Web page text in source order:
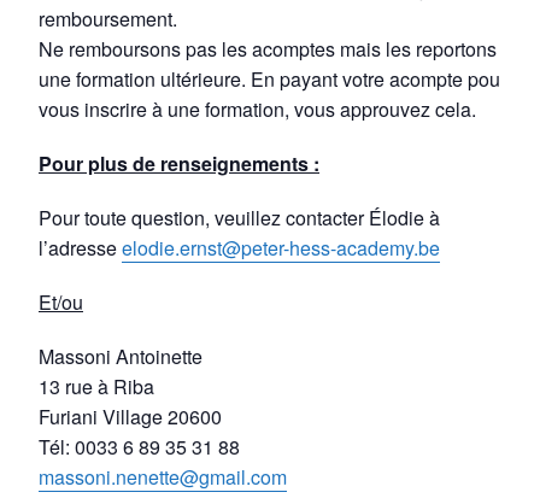
remboursement.
Ne remboursons pas les acomptes mais les reportons à
une formation ultérieure. En payant votre acompte pour
vous inscrire à une formation, vous approuvez cela.
Pour plus de renseignements :
Pour toute question, veuillez contacter Élodie à
l’adresseelodie.ernst@peter-hess-academy.be
Et/ou
Massoni Antoinette
13 rue à Riba
Furiani Village 20600
Tél: 0033 6 89 35 31 88
massoni.nenette@gmail.com